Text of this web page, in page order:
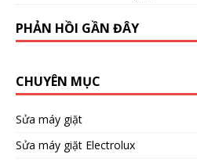
PHẢN HỒI GẦN ĐÂY
CHUYÊN MỤC
Sửa máy giặt
Sửa máy giặt Electrolux